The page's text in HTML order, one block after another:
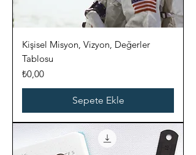
Kişisel Misyon, Vizyon, Değerler
Tablosu
Fiyat
₺0,00
Sepete Ekle